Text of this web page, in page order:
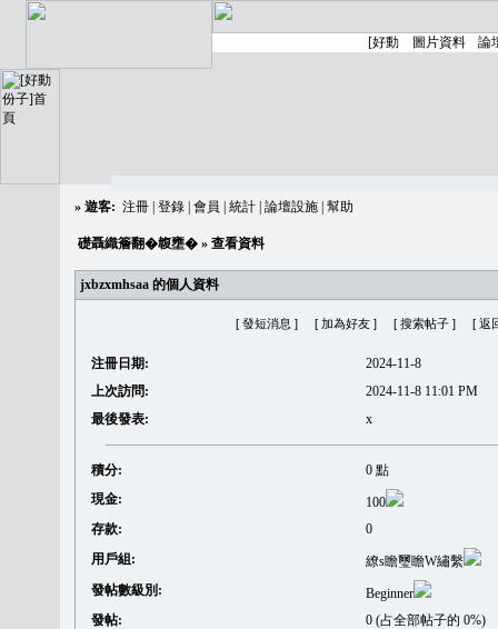
» 遊客: 注冊 登錄 會員 統計 論壇設施 幫助
礎聶織簷翻�䪖壅� » 查看資料
jxbzxmhsaa 的個人資料
[ 發短消息 ] [ 加為好友 ] [ 搜索帖子 ] [ 返
注冊日期:
2024-11-8
上次訪問:
2024-11-8 11:01 PM
最後發表:
x
積分:
0 點
現金:
100
存款:
0
用戶組:
繚s瞻璽瞻W繡繫
發帖數級別:
Beginner
發帖:
0 (占全部帖子的 0%)